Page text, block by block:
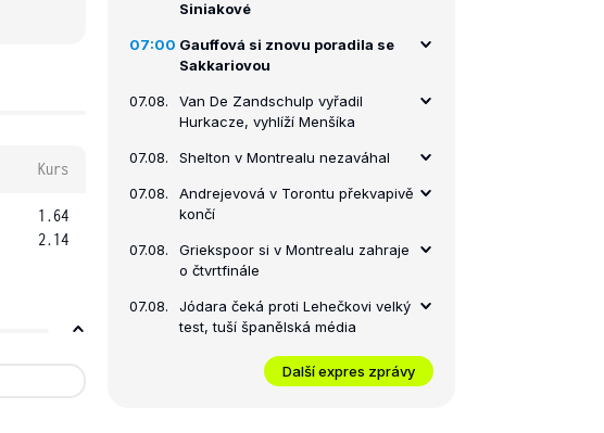
Kurs
1.64
2.14
Siniakové
07:00 Gauffová si znovu poradila se
Sakkariovou
07.08.
Van De Zandschulp vyřadil
Hurkacze, vyhlíží Menšíka
07.08. Shelton v Montrealu nezaváhal
07.08.
Andrejevová v Torontu překvapivě
končí
07.08.
Griekspoor si v Montrealu zahraje
o čtvrtfinále
07.08.
Jódara čeká proti Lehečkovi velký
test, tuší španělská média
Další expres zprávy